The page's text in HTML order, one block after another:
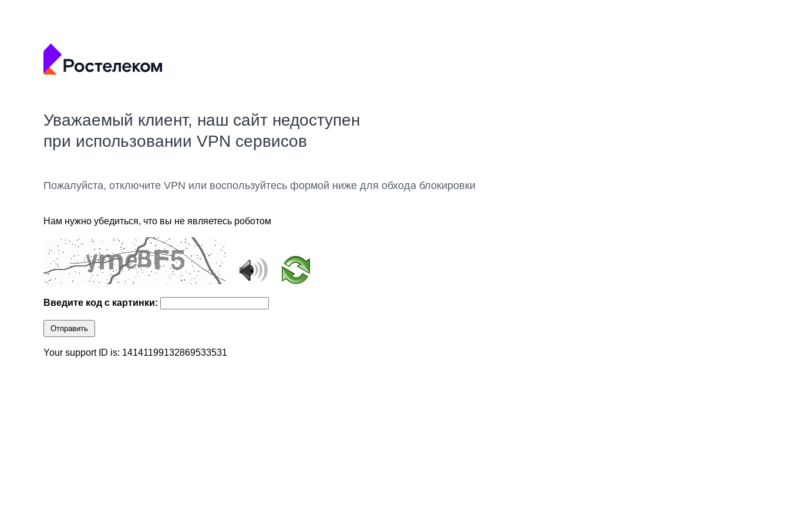
Уважаемый клиент, наш сайт недоступен
при использовании VPN сервисов
Пожалуйста, отключите VPN или воспользуйтесь формой ниже для обхода блокировки
Нам нужно убедиться, что вы не являетесь роботом
Введите код с картинки:
Отправить
Your support ID is: 14141199132869533531